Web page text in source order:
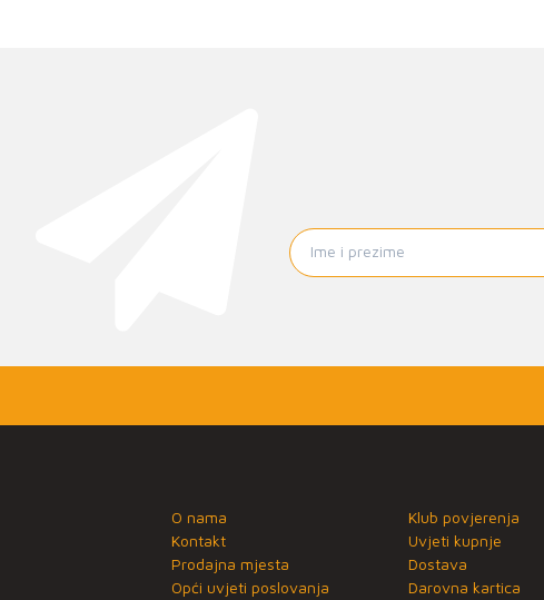
O nama
Kontakt
Prodajna mjesta
Opći uvjeti poslovanja
Klub povjerenja
Uvjeti kupnje
Dostava
Darovna kartica